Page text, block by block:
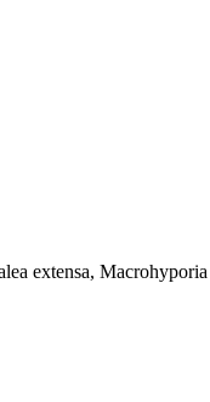
extensa,